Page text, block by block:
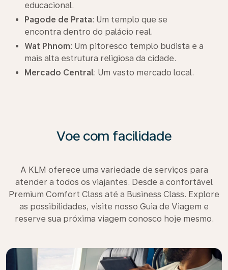
educacional.
Pagode de Prata: Um templo que se
encontra dentro do palácio real.
Wat Phnom: Um pitoresco templo budista e a
mais alta estrutura religiosa da cidade.
Mercado Central: Um vasto mercado local.
Voe com facilidade
A KLM oferece uma variedade de serviços para
atender a todos os viajantes. Desde a confortável
Premium Comfort Class até a Business Class. Explore
as possibilidades, visite nosso Guia de Viagem e
reserve sua próxima viagem conosco hoje mesmo.